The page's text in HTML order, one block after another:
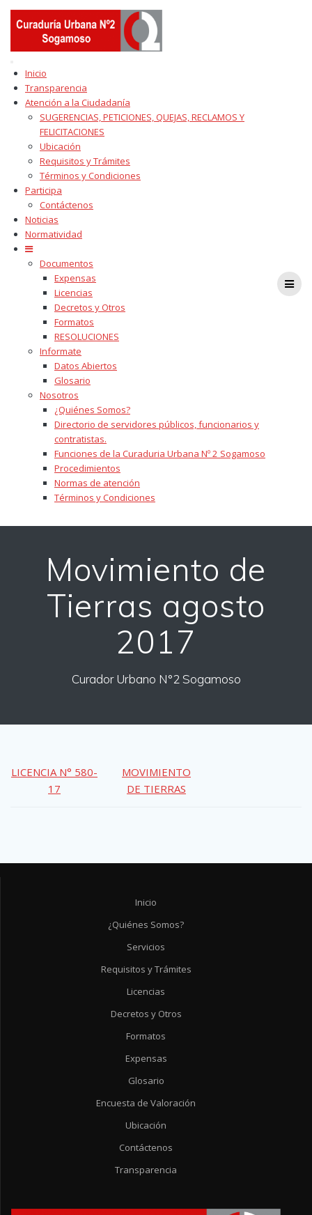
to
content
Inicio
Transparencia
Atención a la Ciudadanía
SUGERENCIAS, PETICIONES, QUEJAS, RECLAMOS Y
FELICITACIONES
Ubicación
Requisitos y Trámites
Términos y Condiciones
Participa
Contáctenos
Noticias
Normatividad
Documentos
Expensas
Licencias
Decretos y Otros
Formatos
RESOLUCIONES
Informate
Datos Abiertos
Glosario
Nosotros
¿Quiénes Somos?
Directorio de servidores públicos, funcionarios y
contratistas.
Funciones de la Curaduria Urbana Nº 2 Sogamoso
Procedimientos
Normas de atención
Términos y Condiciones
Movimiento de
Tierras agosto
2017
Curador Urbano N°2 Sogamoso
LICENCIA N° 580-
17
MOVIMIENTO
DE TIERRAS
Inicio
¿Quiénes Somos?
Servicios
Requisitos y Trámites
Licencias
Decretos y Otros
Formatos
Expensas
Glosario
Encuesta de Valoración
Ubicación
Contáctenos
Transparencia